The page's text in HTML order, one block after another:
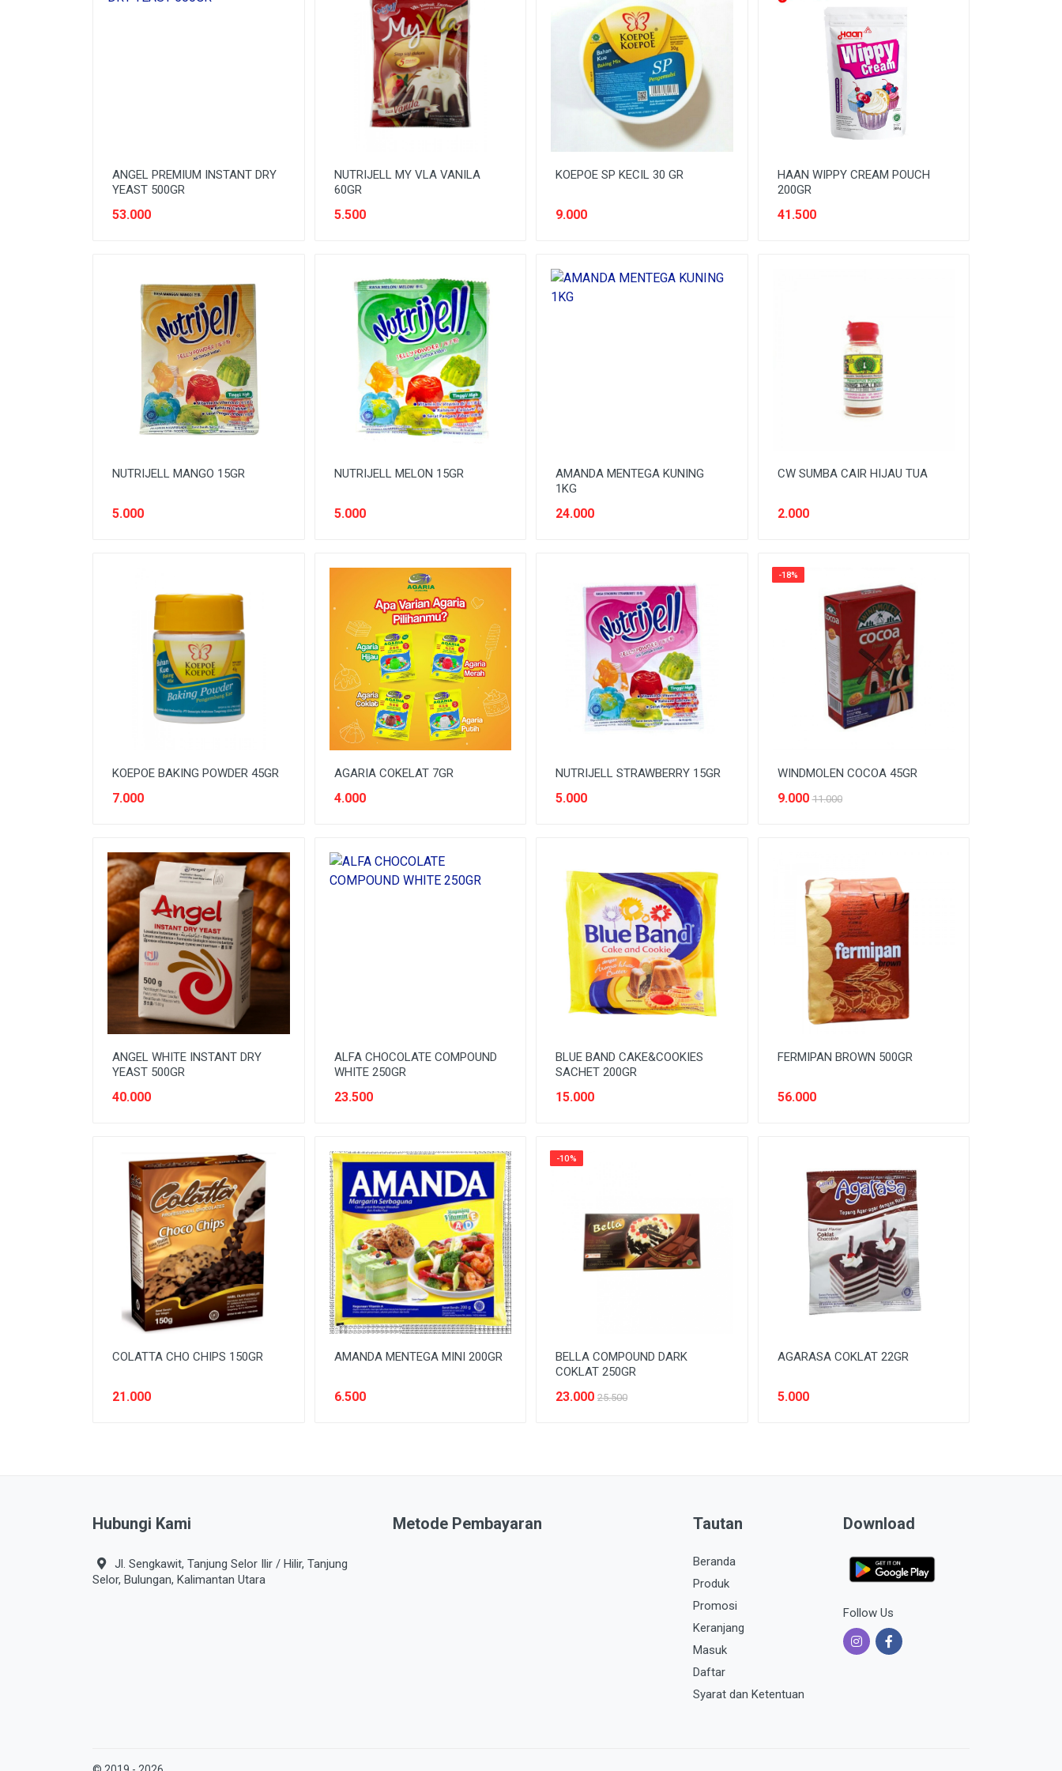
PERAWATAN PAKAIAN
PERAWATAN RUMAH
MOTOR
SNACK MODERN
SNACK TRADISIONAL
SOFT DRINK
TEH
ANGEL PREMIUM INSTANT DRY
YEAST 500GR
53.000
NUTRIJELL MY VLA VANILA
60GR
5.500
KOEPOE SP KECIL 30 GR
9.000
HAAN WIPPY CREAM POUCH
200GR
41.500
NUTRIJELL MANGO 15GR
5.000
NUTRIJELL MELON 15GR
5.000
AMANDA MENTEGA KUNING
1KG
24.000
CW SUMBA CAIR HIJAU TUA
2.000
KOEPOE BAKING POWDER 45GR
7.000
AGARIA COKELAT 7GR
4.000
NUTRIJELL STRAWBERRY 15GR
5.000
-18%
WINDMOLEN COCOA 45GR
9.000 11.000
ANGEL WHITE INSTANT DRY
YEAST 500GR
40.000
ALFA CHOCOLATE COMPOUND
WHITE 250GR
23.500
BLUE BAND CAKE&COOKIES
SACHET 200GR
15.000
FERMIPAN BROWN 500GR
56.000
COLATTA CHO CHIPS 150GR
21.000
AMANDA MENTEGA MINI 200GR
6.500
-10%
BELLA COMPOUND DARK
COKLAT 250GR
23.000 25.500
AGARASA COKLAT 22GR
5.000
Hubungi Kami
Jl. Sengkawit, Tanjung Selor Ilir / Hilir, Tanjung
Selor, Bulungan, Kalimantan Utara
Metode Pembayaran Tautan
Beranda
Produk
Promosi
Keranjang
Masuk
Daftar
Syarat dan Ketentuan
Download
Follow Us